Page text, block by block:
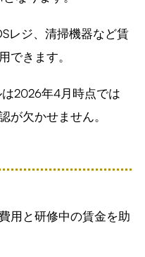
レジ、清掃機器など賃
できます。
2026年4月時点では
が欠かせません。
用と研修中の賃金を助